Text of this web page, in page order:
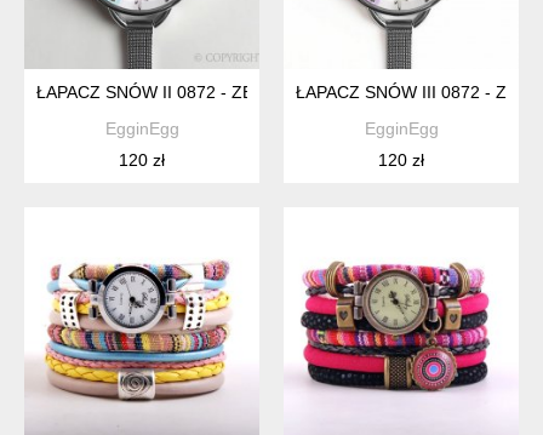
ŁAPACZ SNÓW II 0872 - ZEGAREK Z DUŻĄ TARCZKĄ -
EgginEgg
120 zł
ŁAPACZ SNÓW III 0872 -
EgginEgg
120 zł